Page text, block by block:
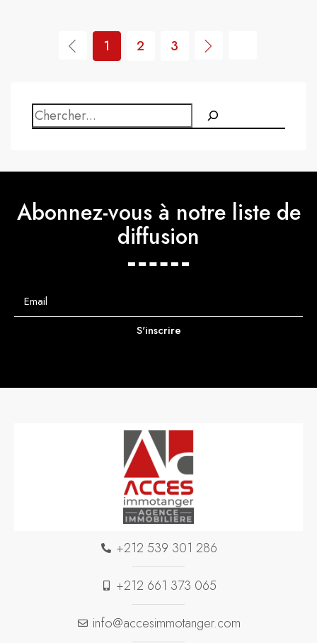
1 2 3
Abonnez-vous à notre liste de
diffusion
S'inscrire
+212 539 301 286
+212 661 373 065
info@accesimmotanger.com